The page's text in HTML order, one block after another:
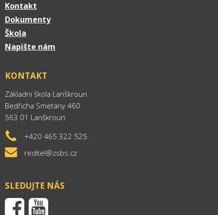
Kontakt
Dokumenty
Škola
Napište nám
KONTAKT
Základní škola Lanškroun
Bedřicha Smetany 460
563 01 Lanškroun
+420 465 322 525
reditel@zsbs.cz
SLEDUJTE NÁS